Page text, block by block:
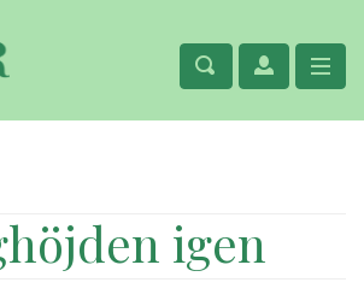
igen